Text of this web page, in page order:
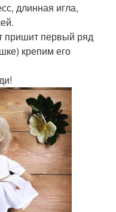
длинная игла,
пришит первый ряд
крепим его